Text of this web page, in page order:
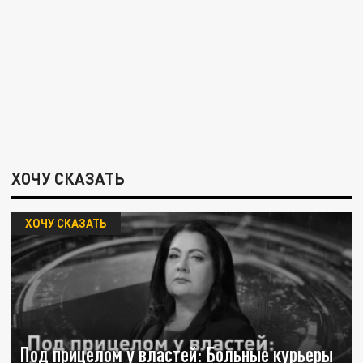
ХОЧУ СКАЗАТЬ
Под прицелом у властей: Больные курьеры
ХОЧУ СКАЗАТЬ